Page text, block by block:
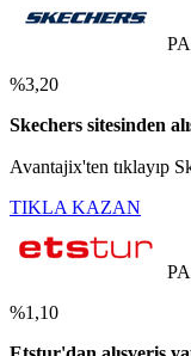
%3,20
Skechers sitesinden
Avantajix'ten tıklayıp
TIKLA KAZAN
%1,10